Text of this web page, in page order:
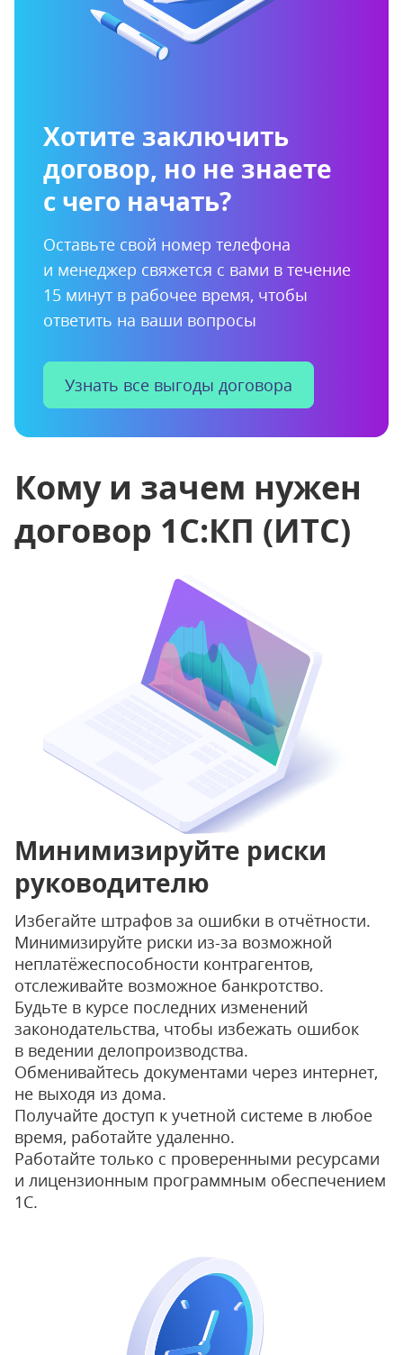
Хотите заключить
договор, но не знаете
с чего начать?
Оставьте свой номер телефона
и менеджер свяжется с вами в течение
15 минут в рабочее время, чтобы
ответить на ваши вопросы
Узнать все выгоды договора
Кому и зачем нужен
договор 1С:КП (ИТС)
Минимизируйте риски
руководителю
Избегайте штрафов за ошибки в отчётности.
Минимизируйте риски из-за возможной
неплатёжеспособности контрагентов,
отслеживайте возможное банкротство.
Будьте в курсе последних изменений
законодательства, чтобы избежать ошибок
в ведении делопроизводства.
Обменивайтесь документами через интернет,
не выходя из дома.
Получайте доступ к учетной системе в любое
время, работайте удаленно.
Работайте только с проверенными ресурсами
и лицензионным программным обеспечением
1С.